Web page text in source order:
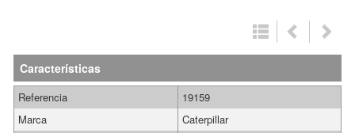
Características
Referencia
19159
Marca
Caterpillar